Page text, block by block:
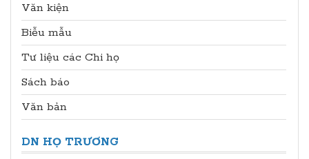
Văn kiện
Biễu mẫu
Tư liệu các Chi họ
Sách báo
Văn bản
DN HỌ TRƯƠNG